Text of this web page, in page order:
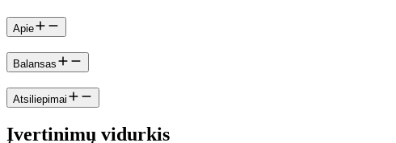
Apie
Balansas
Atsiliepimai
Įvertinimų vidurkis